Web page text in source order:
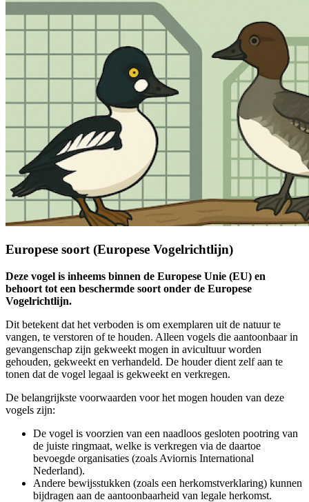
Europese soort (Europese Vogelrichtlijn)
Deze vogel is inheems binnen de Europese Unie (EU) en
behoort tot een beschermde soort onder de Europese
Vogelrichtlijn.
Dit betekent dat het verboden is om exemplaren uit de natuur te
vangen, te verstoren of te houden. Alleen vogels die aantoonbaar in
gevangenschap zijn gekweekt mogen in avicultuur worden
gehouden, gekweekt en verhandeld. De houder dient zelf aan te
tonen dat de vogel legaal is gekweekt en verkregen.
De belangrijkste voorwaarden voor het mogen houden van deze
vogels zijn:
De vogel is voorzien van een naadloos gesloten pootring van
de juiste ringmaat, welke is verkregen via de daartoe
bevoegde organisaties (zoals Aviornis International
Nederland).
Andere bewijsstukken (zoals een herkomstverklaring) kunnen
bijdragen aan de aantoonbaarheid van legale herkomst.